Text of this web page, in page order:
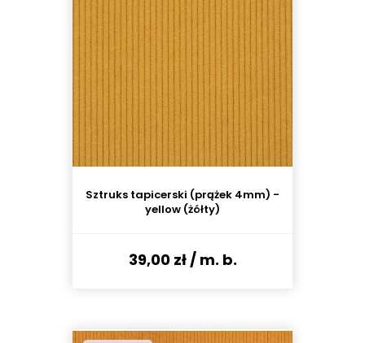
Sztruks tapicerski (prążek 4mm) -
yellow (żółty)
39,00 zł/ m. b.